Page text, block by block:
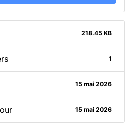
218.45 KB
1
15 mai 2026
15 mai 2026